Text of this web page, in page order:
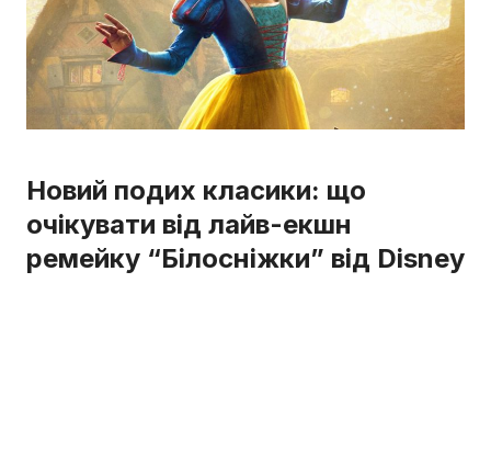
Новий подих класики: що
очікувати від лайв-екшн
ремейку “Білосніжки” від Disney